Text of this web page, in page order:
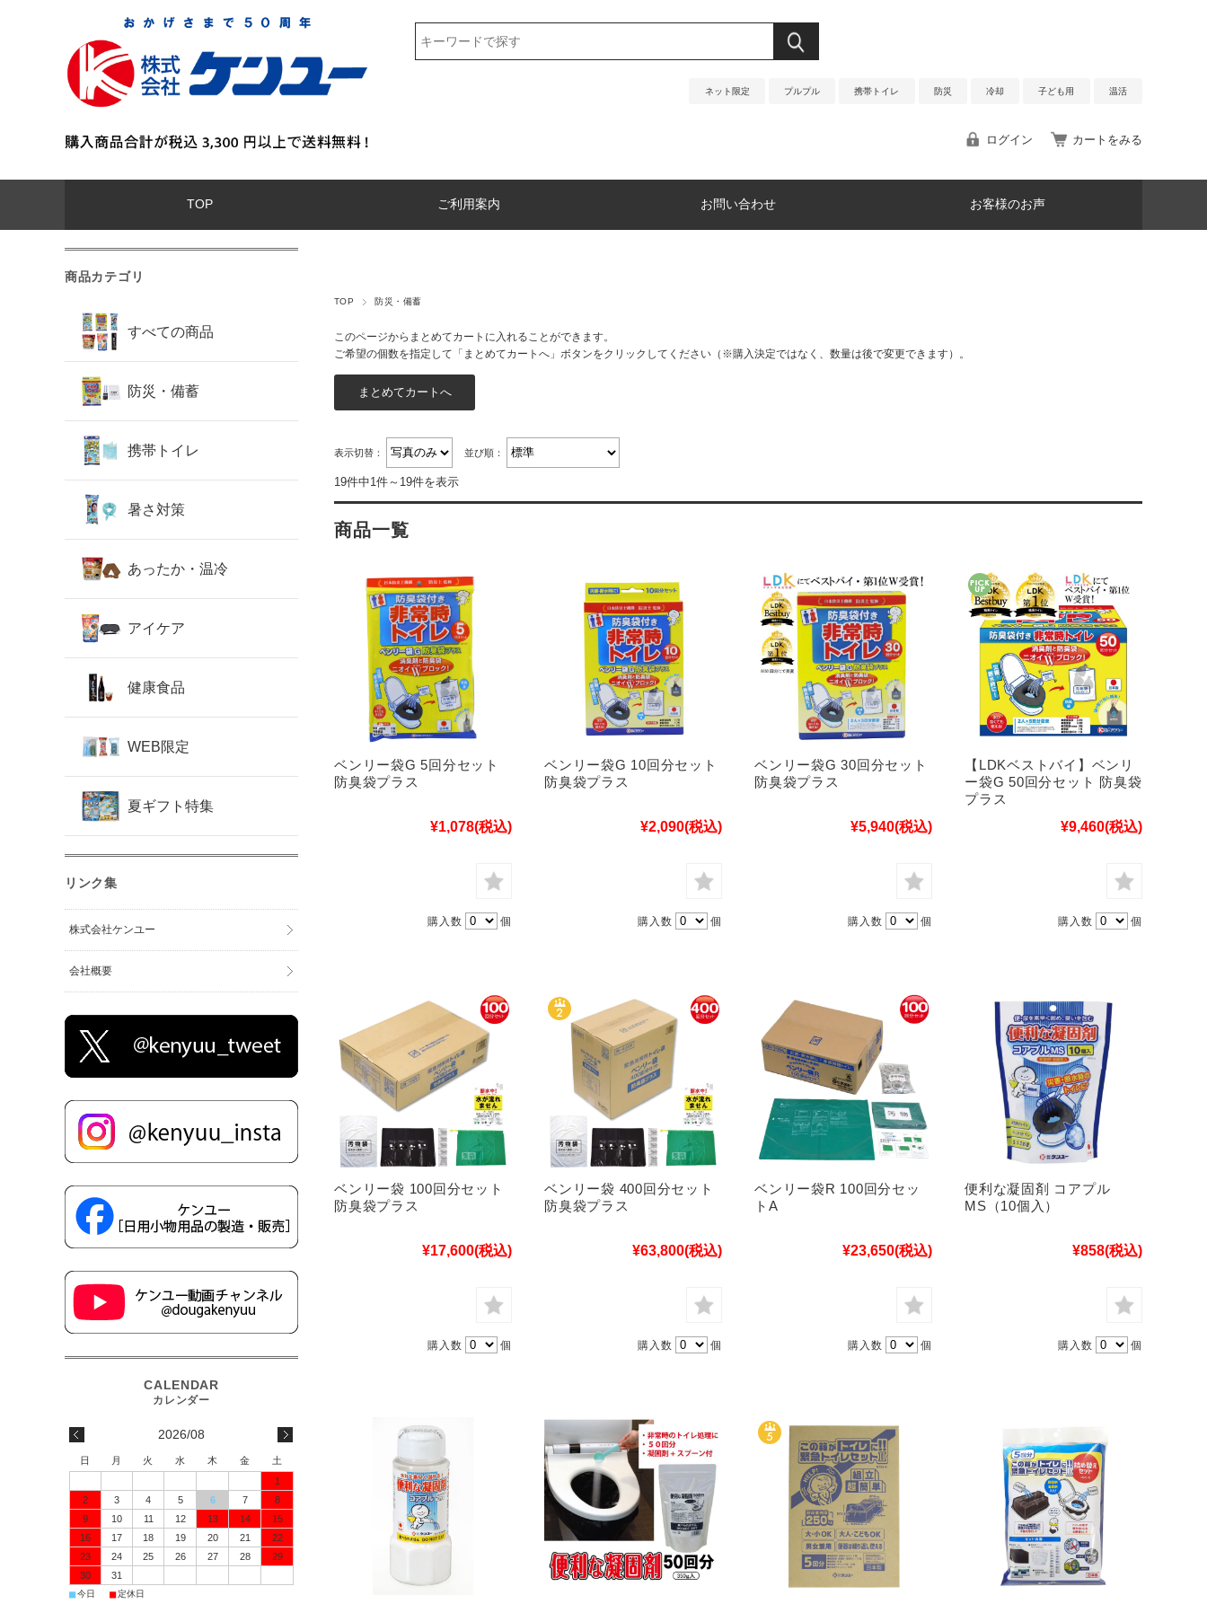
ネット限定 プルプル 携帯トイレ 防災 冷却 子ども用 温活
ログイン カートをみる
TOP ご利用案内 お問い合わせ お客様のお声
TOP 防災・備蓄
このページからまとめてカートに入れることができます。
ご希望の個数を指定して「まとめてカートへ」ボタンをクリックしてください（※購入決定ではなく、数量は後で変更できます）。
表示切替： 並び順：
19件中1件～19件を表示
商品一覧
ベンリー袋G 5回分セット
防臭袋プラス
¥1,078(税込)
購入数 個
ベンリー袋G 10回分セット
防臭袋プラス
¥2,090(税込)
購入数 個
ベンリー袋G 30回分セット
防臭袋プラス
¥5,940(税込)
購入数 個
【LDKベストバイ】ベンリ
ー袋G 50回分セット 防臭袋
プラス
¥9,460(税込)
購入数 個
ベンリー袋 100回分セット
防臭袋プラス
¥17,600(税込)
購入数 個
ベンリー袋 400回分セット
防臭袋プラス
¥63,800(税込)
購入数 個
ベンリー袋R 100回分セッ
トA
¥23,650(税込)
購入数 個
便利な凝固剤 コアプル
MS（10個入）
¥858(税込)
購入数 個
商品カテゴリ
すべての商品
防災・備蓄
携帯トイレ
暑さ対策
あったか・温冷
アイケア
健康食品
WEB限定
夏ギフト特集
リンク集
株式会社ケンユー
会社概要
2026/08
日 月 火 水 木 金
土
1
2
3 4 5 6 7
8
9
10 11 12 13 14
15
16
17 18 19 20 21
22
23
24 25 26 27 28
29
30
31
■今日 ■定休日